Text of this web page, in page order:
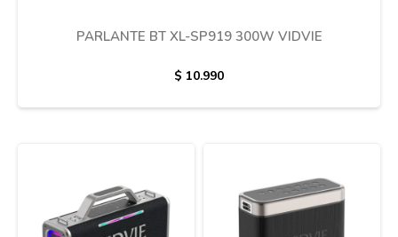
PARLANTE BT XL-SP919 300W VIDVIE
$ 10.990
Cuidado personal
Termotanques